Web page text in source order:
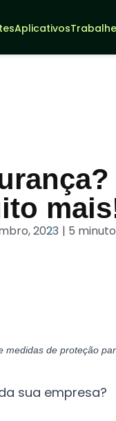
Aplicativos
2023 | 5
de proteção
sua empresa?